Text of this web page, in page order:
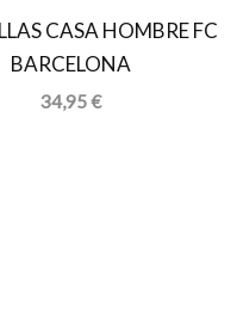
CASA HOMBRE FC
BARCELONA
34,95€